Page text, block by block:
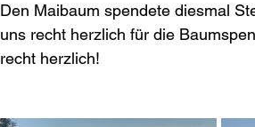
Den Maibaum spendete diesmal
uns recht herzlich für die
recht herzlich!